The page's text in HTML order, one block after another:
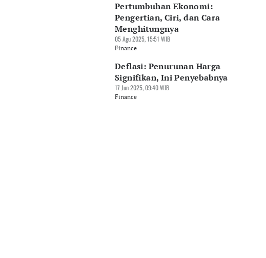
Pertumbuhan Ekonomi:
Pengertian, Ciri, dan Cara
Menghitungnya
05 Agu 2025, 15:51 WIB
Finance
Deflasi: Penurunan Harga
Signifikan, Ini Penyebabnya
17 Jun 2025, 09:40 WIB
Finance